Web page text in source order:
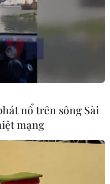
nổ trên sông Sài
mạng